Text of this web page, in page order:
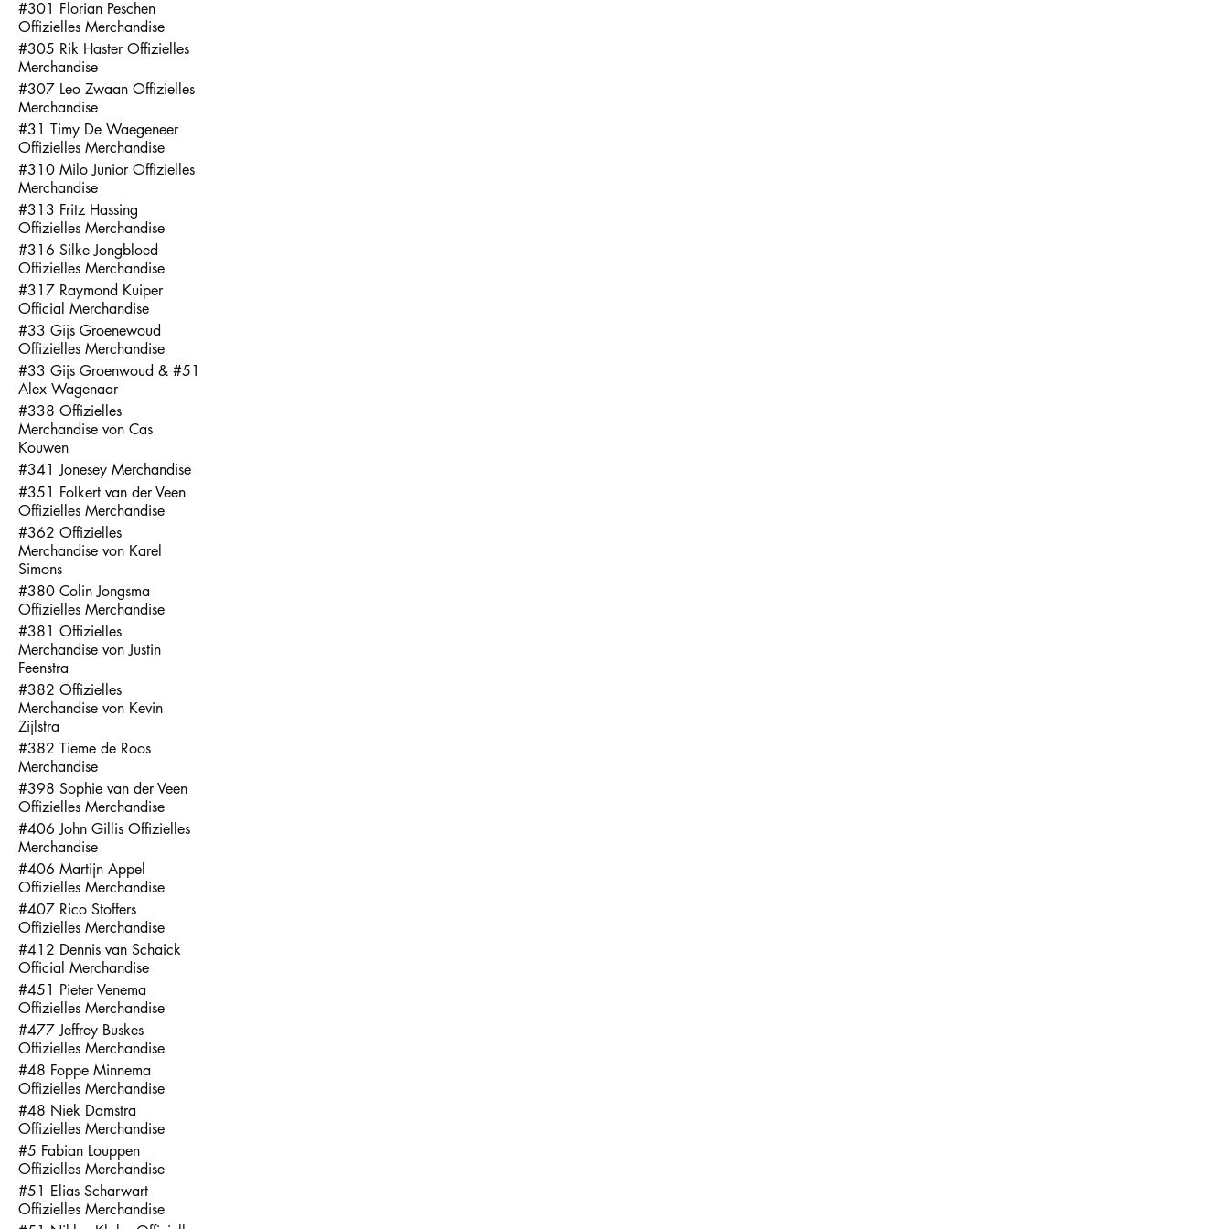
#301 Florian Peschen
Offizielles Merchandise
#305 Rik Haster Offizielles
Merchandise
#307 Leo Zwaan Offizielles
Merchandise
#31 Timy De Waegeneer
Offizielles Merchandise
#310 Milo Junior Offizielles
Merchandise
#313 Fritz Hassing
Offizielles Merchandise
#316 Silke Jongbloed
Offizielles Merchandise
#317 Raymond Kuiper
Official Merchandise
#33 Gijs Groenewoud
Offizielles Merchandise
#33 Gijs Groenwoud & #51
Alex Wagenaar
#338 Offizielles
Merchandise von Cas
Kouwen
#341 Jonesey Merchandise
#351 Folkert van der Veen
Offizielles Merchandise
#362 Offizielles
Merchandise von Karel
Simons
#380 Colin Jongsma
Offizielles Merchandise
#381 Offizielles
Merchandise von Justin
Feenstra
#382 Offizielles
Merchandise von Kevin
Zijlstra
#382 Tieme de Roos
Merchandise
#398 Sophie van der Veen
Offizielles Merchandise
#406 John Gillis Offizielles
Merchandise
#406 Martijn Appel
Offizielles Merchandise
#407 Rico Stoffers
Offizielles Merchandise
#412 Dennis van Schaick
Official Merchandise
#451 Pieter Venema
Offizielles Merchandise
#477 Jeffrey Buskes
Offizielles Merchandise
#48 Foppe Minnema
Offizielles Merchandise
#48 Niek Damstra
Offizielles Merchandise
#5 Fabian Louppen
Offizielles Merchandise
#51 Elias Scharwart
Offizielles Merchandise